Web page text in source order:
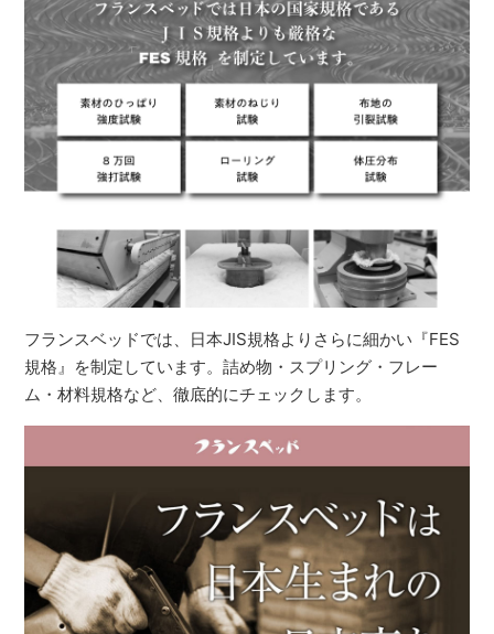
フランスベッドでは、日本JIS規格よりさらに細かい『FES
規格』を制定しています。詰め物・スプリング・フレー
ム・材料規格など、徹底的にチェックします。